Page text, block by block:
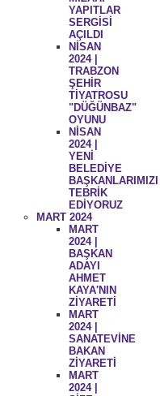
YAPITLAR
SERGİSİ
AÇILDI
NİSAN
2024 |
TRABZON
ŞEHİR
TİYATROSU
"DÜĞÜNBAZ"
OYUNU
NİSAN
2024 |
YENİ
BELEDİYE
BAŞKANLARIMIZI
TEBRİK
EDİYORUZ
MART 2024
MART
2024 |
BAŞKAN
ADAYI
AHMET
KAYA'NIN
ZİYARETİ
MART
2024 |
SANATEVİNE
BAKAN
ZİYARETİ
MART
2024 |